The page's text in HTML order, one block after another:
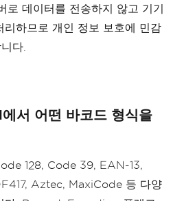
데이터를 전송하지 않고 기기
리하므로 개인 정보 보호에 민감
다.
서 어떤 바코드 형식을
128, Code 39, EAN-13,
Aztec, MaxiCode 등 다양